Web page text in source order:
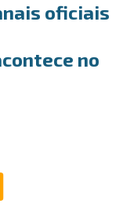
oficiais
no